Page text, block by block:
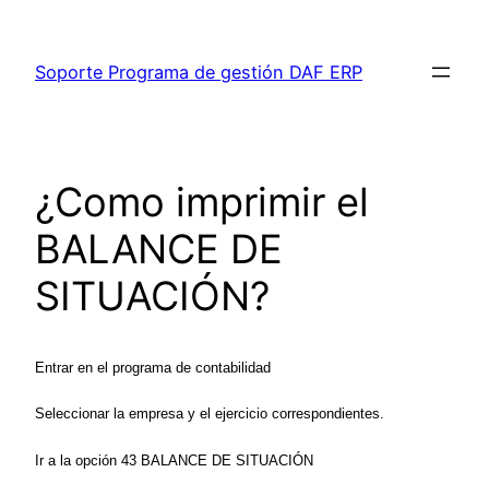
contenido
Soporte Programa de gestión DAF ERP
¿Como imprimir el
BALANCE DE
SITUACIÓN?
Entrar en el programa de contabilidad
Seleccionar la empresa y el ejercicio correspondientes.
Ir a la opción 43 BALANCE DE SITUACIÓN